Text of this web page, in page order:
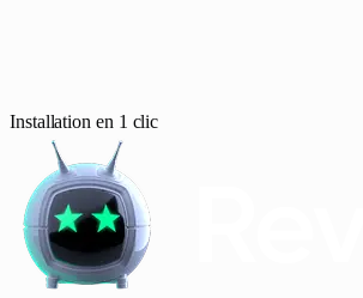
Installation en 1 clic